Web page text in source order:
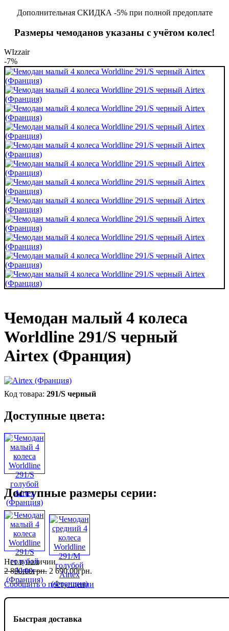
Дополнительная СКИДКА -5% при полной предоплате
Размеры чемоданов указаны с учётом колес!
WIzzair
-7%
Чемодан малый 4 колеса
Worldline 291/S черный
Airtex (Франция)
Быстрая доставка
291/S черный
Доступные цвета:
Доступные размеры серии:
Нет в наличии
2 890,00грн. 2 690,00грн.
Сообщить о поступлении